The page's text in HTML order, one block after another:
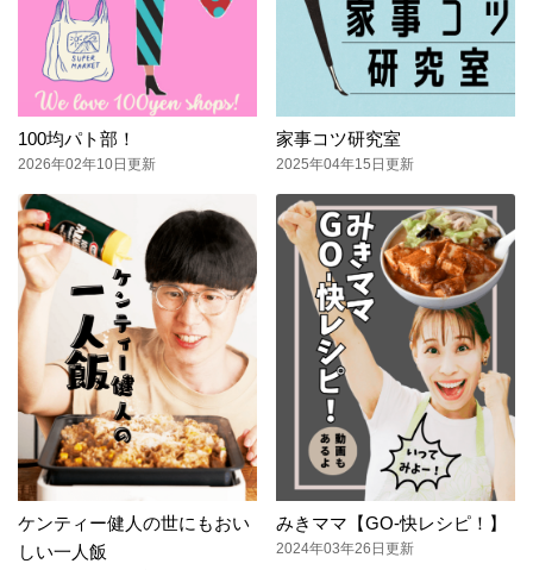
100均パト部！
2026年02年10日更新
家事コツ研究室
2025年04年15日更新
ケンティー健人の世にもおい
しい一人飯
みきママ【GO-快レシピ！】
2024年03年26日更新